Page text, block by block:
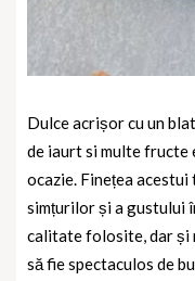
Dulce acrișor cu un
de iaurt si multe
ocazie. Finețea
simțurilor și a gustului
calitate folosite, dar și
să fie spectaculos de